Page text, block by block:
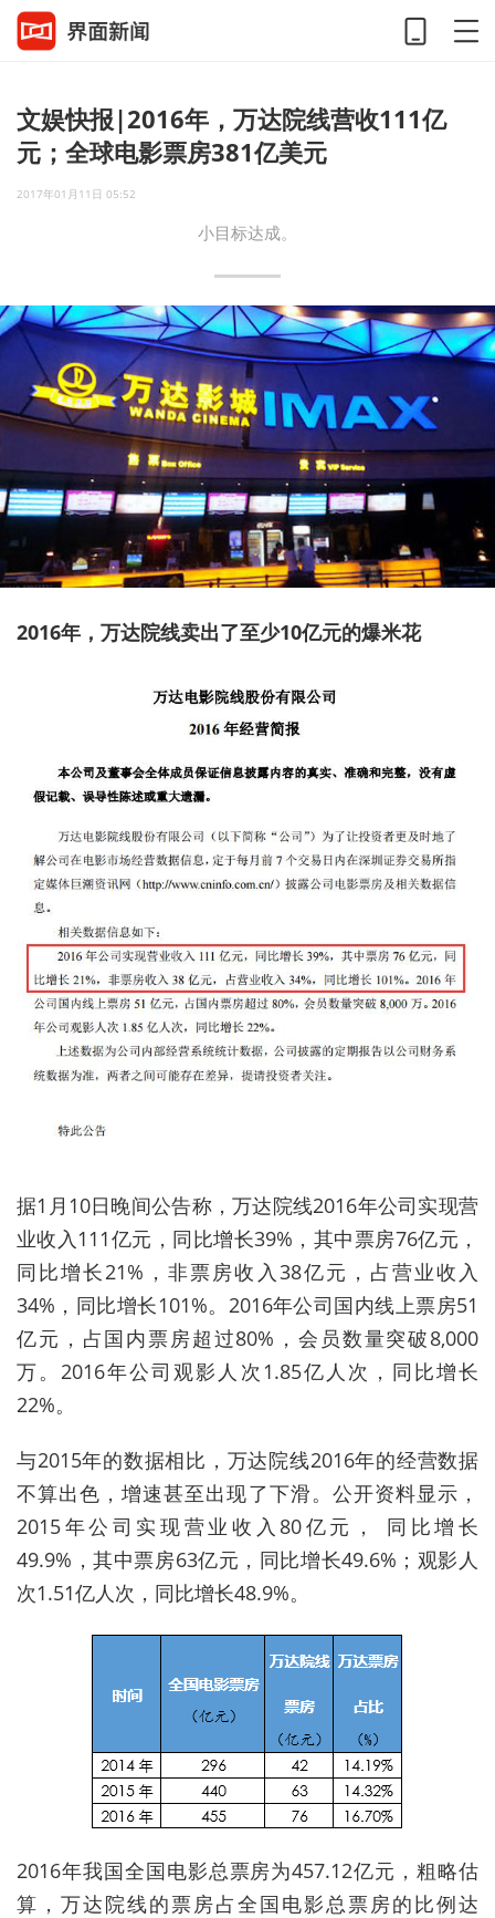
文娱快报|2016年，万达院线营收111亿
元；全球电影票房381亿美元
2017年01月11日 05:52
小目标达成。
2016年，万达院线卖出了至少10亿元的爆米花
据1月10日晚间公告称，万达院线2016年公司实现营
业收入111亿元，同比增长39%，其中票房76亿元，
同比增长21%，非票房收入38亿元，占营业收入
34%，同比增长101%。2016年公司国内线上票房51
亿元，占国内票房超过80%，会员数量突破8,000
万。2016年公司观影人次1.85亿人次，同比增长
22%。
与2015年的数据相比，万达院线2016年的经营数据
不算出色，增速甚至出现了下滑。公开资料显示，
2015年公司实现营业收入80亿元， 同比增长
49.9%，其中票房63亿元，同比增长49.6%；观影人
次1.51亿人次，同比增长48.9%。
2016年我国全国电影总票房为457.12亿元，粗略估
算，万达院线的票房占全国电影总票房的比例达